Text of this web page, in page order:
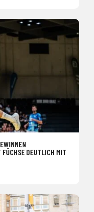
FÜCHSE DEUTLICH MIT